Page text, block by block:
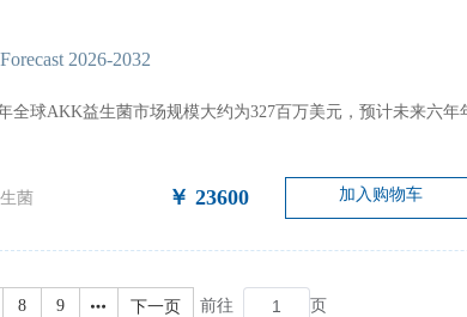
2026-2032
球AKK益生菌市场规模大约为327百万美元，预计未来六年
菌 ￥ 23600 加入购物车
8 9 下一页 前往 页